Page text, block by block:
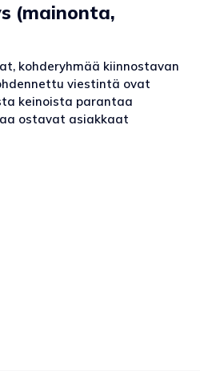
(mainonta,
kohderyhmää kiinnostavan
viestintä ovat
keinoista parantaa
ostavat asiakkaat